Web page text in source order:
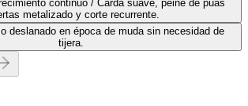
continuo / Carda suave, peine de púas
metalizado y corte recurrente.
deslanado en época de muda sin necesidad de
tijera.